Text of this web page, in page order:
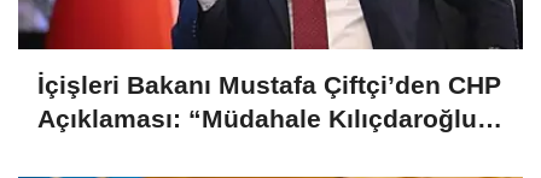
İçişleri Bakanı Mustafa Çiftçi’den CHP
Açıklaması: “Müdahale Kılıçdaroğlu